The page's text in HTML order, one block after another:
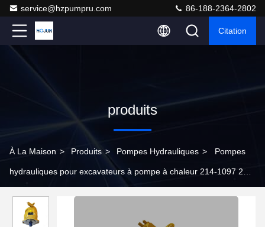
service@hzpumpru.com 86-188-2364-2802
Citation
produits
À La Maison > Produits > Pompes Hydrauliques > Pompes
hydrauliques pour excavateurs à pompe à chaleur 214-1097 244-